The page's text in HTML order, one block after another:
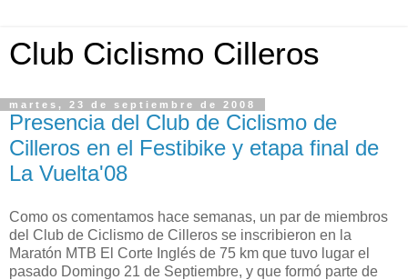
Club Ciclismo Cilleros
martes, 23 de septiembre de 2008
Presencia del Club de Ciclismo de
Cilleros en el Festibike y etapa final de
La Vuelta'08
Como os comentamos hace semanas, un par de miembros
del Club de Ciclismo de Cilleros se inscribieron en la
Maratón MTB El Corte Inglés de 75 km que tuvo lugar el
pasado Domingo 21 de Septiembre, y que formó parte de